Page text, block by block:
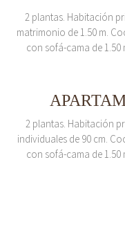
2 plantas. Habitación
matrimonio de 1.50 m.
con sofá-cama de 1.50
2 plantas. Habitación
individuales de 90 cm.
con sofá-cama de 1.50